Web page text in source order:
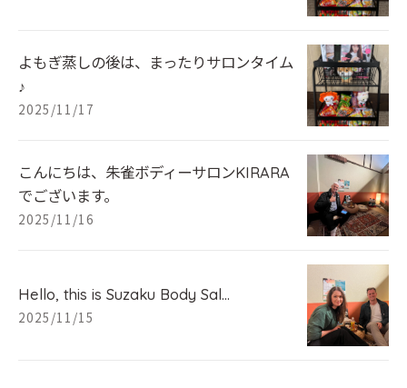
よもぎ蒸しの後は、まったりサロンタイム
♪
2025/11/17
こんにちは、朱雀ボディーサロンKIRARA
でございます。
2025/11/16
Hello, this is Suzaku Body Sal...
2025/11/15